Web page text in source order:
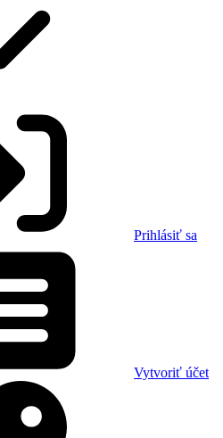
Prihlásiť sa
Vytvoriť účet